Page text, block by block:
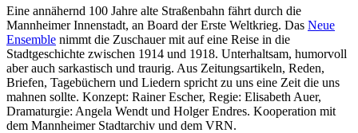
Eine annähernd 100 Jahre alte Straßenbahn fährt durch die
Mannheimer Innenstadt, an Board der Erste Weltkrieg. Das Neue
Ensemble nimmt die Zuschauer mit auf eine Reise in die
Stadtgeschichte zwischen 1914 und 1918. Unterhaltsam, humorvoll
aber auch sarkastisch und traurig. Aus Zeitungsartikeln, Reden,
Briefen, Tagebüchern und Liedern spricht zu uns eine Zeit die uns
mahnen sollte. Konzept: Rainer Escher, Regie: Elisabeth Auer,
Dramaturgie: Angela Wendt und Holger Endres. Kooperation mit
dem Mannheimer Stadtarchiv und dem VRN.